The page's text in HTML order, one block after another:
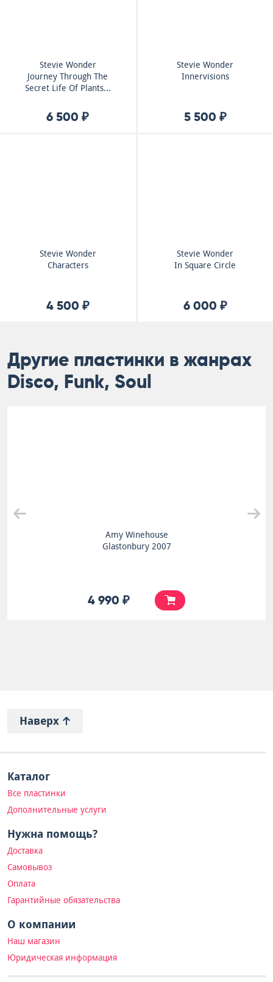
Stevie Wonder
Journey Through The
Secret Life Of Plants...
6 500 ₽
Stevie Wonder
Innervisions
5 500 ₽
Stevie Wonder
Characters
4 500 ₽
Stevie Wonder
In Square Circle
6 000 ₽
Другие пластинки в жанрах
Disco, Funk, Soul
Amy Winehouse
Glastonbury 2007
4 990 ₽
Наверх
Каталог
Все пластинки
Дополнительные услуги
Нужна помощь?
Доставка
Самовывоз
Оплата
Гарантийные обязательства
О компании
Наш магазин
Юридическая информация